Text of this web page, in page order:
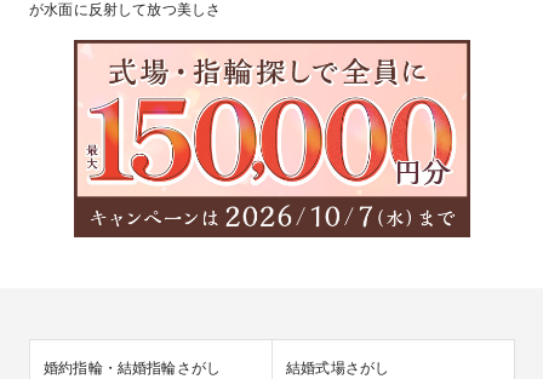
が水面に反射して放つ美しさ
婚約指輪・結婚指輪さがし 結婚式場さがし